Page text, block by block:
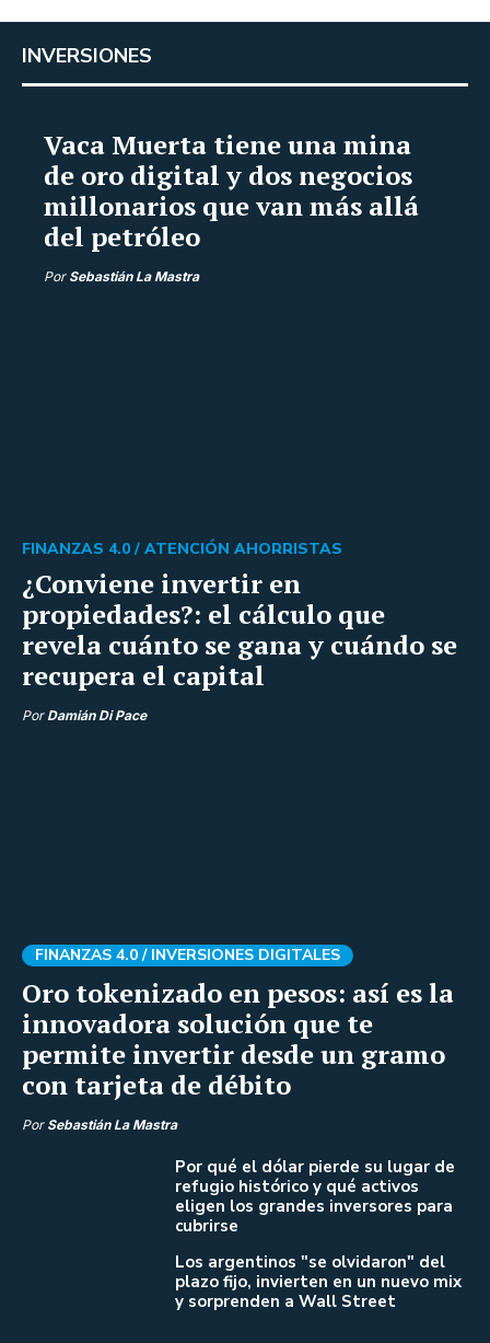
INVERSIONES
Vaca Muerta tiene una mina
de oro digital y dos negocios
millonarios que van más allá
del petróleo
Por Sebastián La Mastra
¿Conviene invertir en
propiedades?: el cálculo que
revela cuánto se gana y cuándo se
recupera el capital
FINANZAS 4.0 / ATENCIÓN AHORRISTAS
Por Damián Di Pace
Oro tokenizado en pesos: así es la
innovadora solución que te
permite invertir desde un gramo
con tarjeta de débito
FINANZAS 4.0 / INVERSIONES DIGITALES
Por Sebastián La Mastra
Por qué el dólar pierde su lugar de
refugio histórico y qué activos
eligen los grandes inversores para
cubrirse
Los argentinos "se olvidaron" del
plazo fijo, invierten en un nuevo mix
y sorprenden a Wall Street